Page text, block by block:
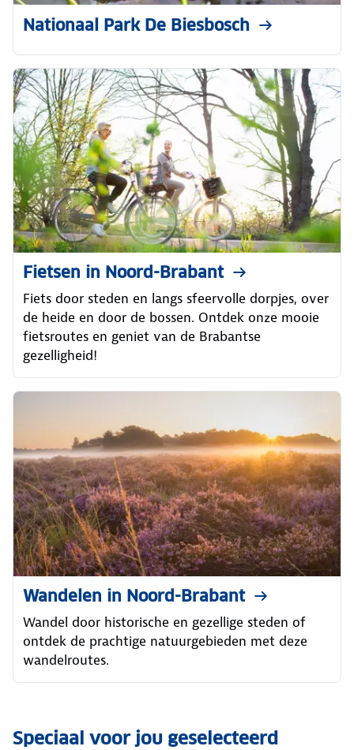
Nationaal Park De Biesbosch
Fietsen in Noord-Brabant
Fiets door steden en langs sfeervolle dorpjes, over
de heide en door de bossen. Ontdek onze mooie
fietsroutes en geniet van de Brabantse
gezelligheid!
Wandelen in Noord-Brabant
Wandel door historische en gezellige steden of
ontdek de prachtige natuurgebieden met deze
wandelroutes.
Speciaal voor jou geselecteerd